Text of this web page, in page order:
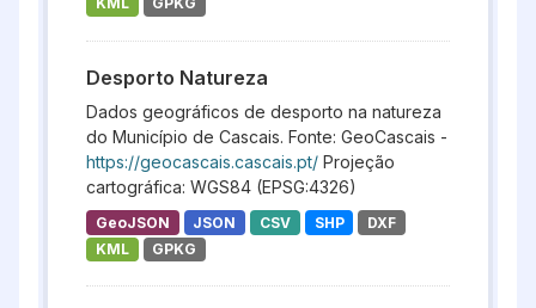
Desporto Natureza
Dados geográficos de desporto na natureza
do Município de Cascais. Fonte: GeoCascais -
https://geocascais.cascais.pt/ Projeção
cartográfica: WGS84 (EPSG:4326)
GeoJSON JSON CSV SHP
DXF
KML
GPKG